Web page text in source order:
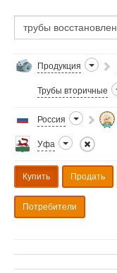
Продукция
Трубы вторичные
Россия
Уфа
Купить Продать
Потребители